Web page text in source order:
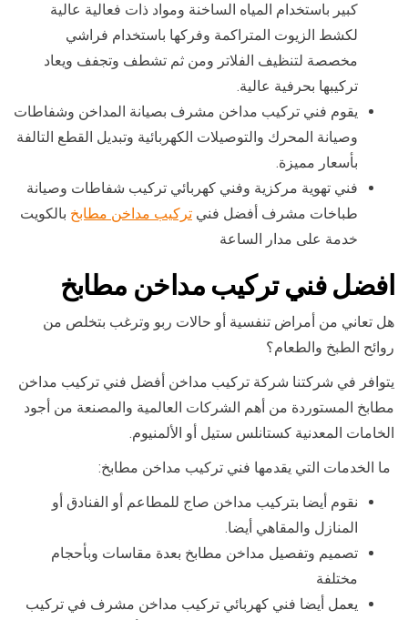
كبير باستخدام المياه الساخنة ومواد ذات فعالية عالية
لكشط الزيوت المتراكمة وفركها باستخدام فراشي
مخصصة لتنظيف الفلاتر ومن ثم تشطف وتجفف ويعاد
تركيبها بحرفية عالية.
يقوم فني تركيب مداخن مشرف بصيانة المداخن وشفاطات
وصيانة المحرك والتوصيلات الكهربائية وتبديل القطع التالفة
بأسعار مميزة.
فني تهوية مركزية وفني كهربائي تركيب شفاطات وصيانة
طباخات مشرف أفضل فني تركيب مداخن مطابخ بالكويت
خدمة على مدار الساعة
افضل فني تركيب مداخن مطابخ
هل تعاني من أمراض تنفسية أو حالات ربو وترغب بتخلص من
روائح الطبخ والطعام؟
يتوافر في شركتنا شركة تركيب مداخن أفضل فني تركيب مداخن
مطابخ المستوردة من أهم الشركات العالمية والمصنعة من أجود
الخامات المعدنية كستانلس ستيل أو الألمنيوم.
ما الخدمات التي يقدمها فني تركيب مداخن مطابخ:
نقوم أيضا بتركيب مداخن صاج للمطاعم أو الفنادق أو
المنازل والمقاهي أيضا.
تصميم وتفصيل مداخن مطابخ بعدة مقاسات وبأحجام
مختلفة
يعمل أيضا فني كهربائي تركيب مداخن مشرف في تركيب